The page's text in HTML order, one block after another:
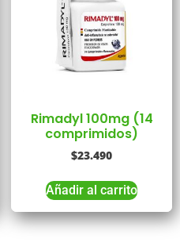
Rimadyl 100mg (14
comprimidos)
$23.490
Añadir al carrito